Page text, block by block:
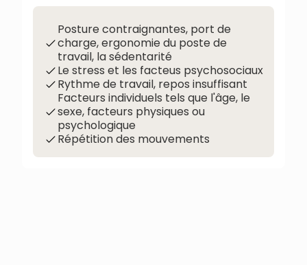
Posture contraignantes, port de
charge, ergonomie du poste de
travail, la sédentarité
Le stress et les facteus psychosociaux
Rythme de travail, repos insuffisant
Facteurs individuels tels que l'âge, le
sexe, facteurs physiques ou
psychologique
Répétition des mouvements